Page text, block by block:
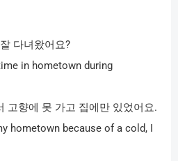
다녀왔어요?
in hometown during
고향에 못 가고 집에만 있었어요.
hometown because of a cold, I